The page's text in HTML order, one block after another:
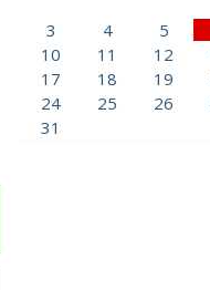
3
4 5
10
11 12
17
18 19
24
25 26
31